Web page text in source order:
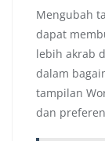
Mengubah
dapat
lebih akrab
dalam
tampilan
dan